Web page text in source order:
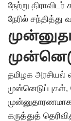
நேற்று
நேரில் சந்தித்து
தமிழக அரசியல்
கருத்துத்